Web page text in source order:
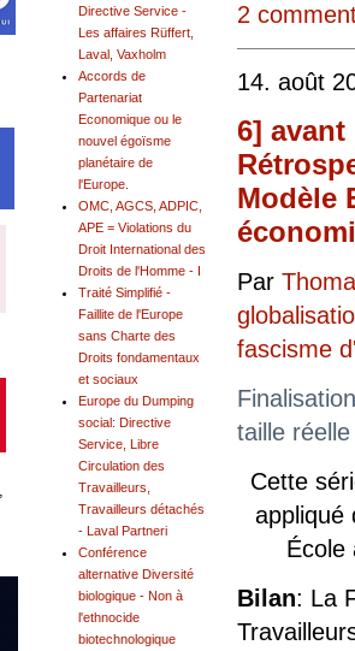
2
14. août
6] avant
Modèle
Par
fascisme
taille
Cette
appliqué
École
Bilan: La
Directive Service -
Les affaires Rüffert,
Laval, Vaxholm
Accords de
Partenariat
Economique ou le
nouvel égoïsme
planétaire de
l'Europe.
OMC, AGCS, ADPIC,
APE = Violations du
Droit International des
Droits de l'Homme - I
Traité Simplifié -
Faillite de l'Europe
sans Charte des
Droits fondamentaux
et sociaux
Europe du Dumping
social: Directive
Service, Libre
Circulation des
Travailleurs,
Travailleurs détachés
- Laval Partneri
Conférence
alternative Diversité
biologique - Non à
l'ethnocide
biotechnologique